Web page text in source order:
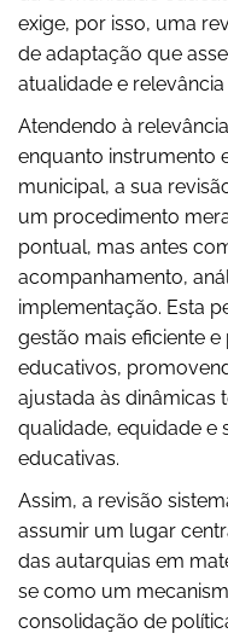
exige, por isso, uma
de adaptação que
atualidade e
Atendendo à
enquanto instrumento
municipal, a sua
um procedimento
pontual, mas antes
acompanhamento,
implementação. Esta
gestão mais eficiente
educativos,
ajustada às dinâmicas
qualidade, equidade e
educativas.
Assim, a revisão
assumir um lugar
das autarquias em
se como um
consolidação de